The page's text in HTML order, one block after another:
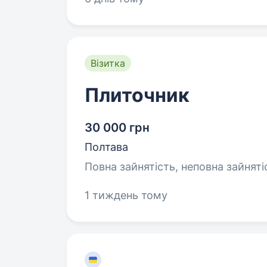
Візитка
Плиточник
30 000 грн
Полтава
Повна зайнятість, неповна
1 тиждень тому